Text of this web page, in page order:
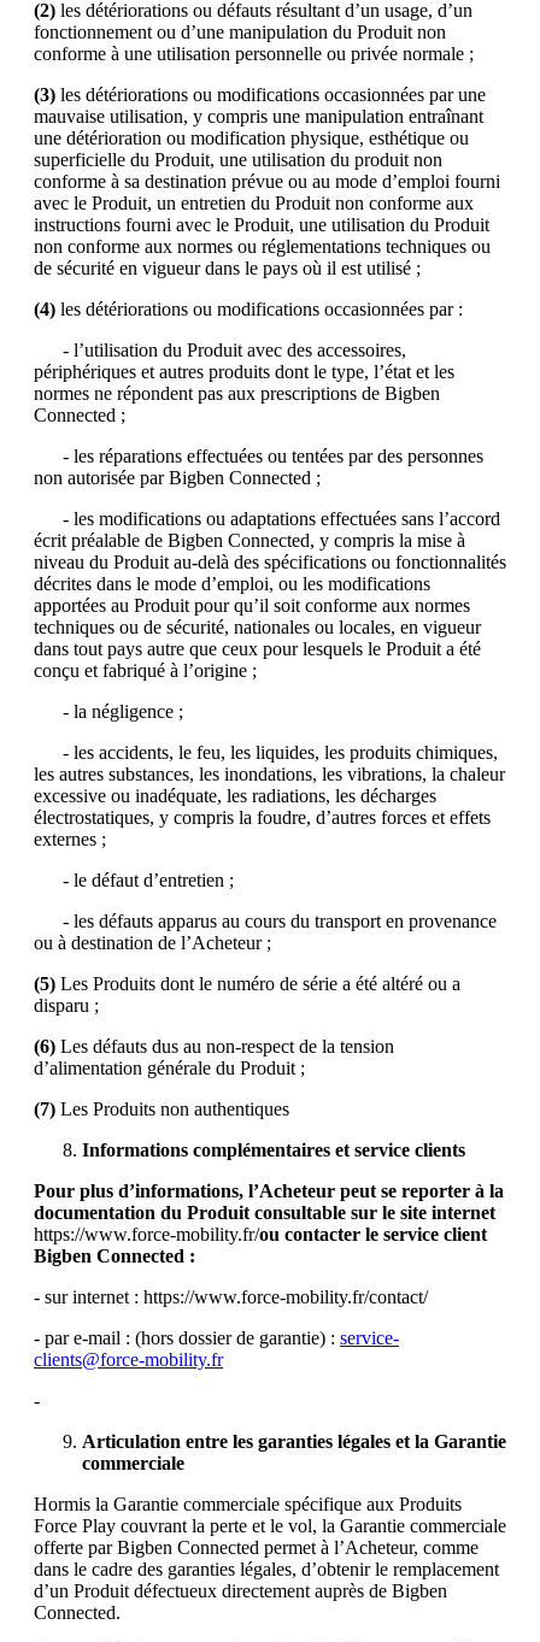
(2) les détériorations ou défauts résultant d’un usage, d’un
fonctionnement ou d’une manipulation du Produit non
conforme à une utilisation personnelle ou privée normale ;
(3) les détériorations ou modifications occasionnées par une
mauvaise utilisation, y compris une manipulation entraînant
une détérioration ou modification physique, esthétique ou
superficielle du Produit, une utilisation du produit non
conforme à sa destination prévue ou au mode d’emploi fourni
avec le Produit, un entretien du Produit non conforme aux
instructions fourni avec le Produit, une utilisation du Produit
non conforme aux normes ou réglementations techniques ou
de sécurité en vigueur dans le pays où il est utilisé ;
(4) les détériorations ou modifications occasionnées par :
- l’utilisation du Produit avec des accessoires,
périphériques et autres produits dont le type, l’état et les
normes ne répondent pas aux prescriptions de Bigben
Connected ;
- les réparations effectuées ou tentées par des personnes
non autorisée par Bigben Connected ;
- les modifications ou adaptations effectuées sans l’accord
écrit préalable de Bigben Connected, y compris la mise à
niveau du Produit au-delà des spécifications ou fonctionnalités
décrites dans le mode d’emploi, ou les modifications
apportées au Produit pour qu’il soit conforme aux normes
techniques ou de sécurité, nationales ou locales, en vigueur
dans tout pays autre que ceux pour lesquels le Produit a été
conçu et fabriqué à l’origine ;
- la négligence ;
- les accidents, le feu, les liquides, les produits chimiques,
les autres substances, les inondations, les vibrations, la chaleur
excessive ou inadéquate, les radiations, les décharges
électrostatiques, y compris la foudre, d’autres forces et effets
externes ;
- le défaut d’entretien ;
- les défauts apparus au cours du transport en provenance
ou à destination de l’Acheteur ;
(5) Les Produits dont le numéro de série a été altéré ou a
disparu ;
(6) Les défauts dus au non-respect de la tension
d’alimentation générale du Produit ;
(7) Les Produits non authentiques
Informations complémentaires et service clients
Pour plus d’informations, l’Acheteur peut se reporter à la
documentation du Produit consultable sur le site internet
https://www.force-mobility.fr/ou contacter le service client
Bigben Connected :
- sur internet : https://www.force-mobility.fr/contact/
- par e-mail : (hors dossier de garantie) : service-
clients@force-mobility.fr
-
Articulation entre les garanties légales et la Garantie
commerciale
Hormis la Garantie commerciale spécifique aux Produits
Force Play couvrant la perte et le vol, la Garantie commerciale
offerte par Bigben Connected permet à l’Acheteur, comme
dans le cadre des garanties légales, d’obtenir le remplacement
d’un Produit défectueux directement auprès de Bigben
Connected.